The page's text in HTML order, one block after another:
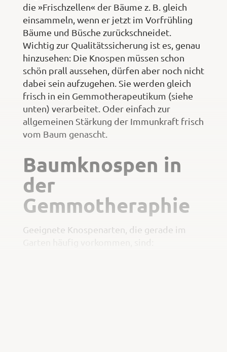
die »Frischzellen« der Bäume z. B. gleich
einsammeln, wenn er jetzt im Vorfrühling
Bäume und Büsche zurückschneidet.
Wichtig zur Qualitätssicherung ist es, genau
hinzusehen: Die Knospen müssen schon
schön prall aussehen, dürfen aber noch nicht
dabei sein aufzugehen. Sie werden gleich
frisch in ein Gemmotherapeutikum (siehe
unten) verarbeitet. Oder einfach zur
allgemeinen Stärkung der Immunkraft frisch
vom Baum genascht.
Baumknospen in
der
Gemmotheraphie
Geeignete Knospenarten, die gerade im